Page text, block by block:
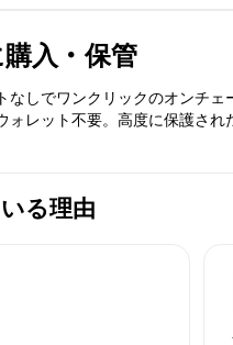
入・保管
なしでワンクリックのオンチェ
レット不要。高度に保護さ
る理由